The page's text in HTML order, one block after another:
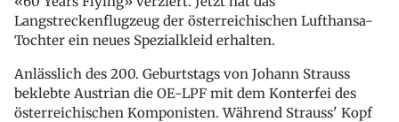
Langstreckenflugzeug der österreichischen Lufthansa-
Tochter ein neues Spezialkleid erhalten.
Anlässlich des 200. Geburtstags von Johann Strauss
beklebte Austrian die OE-LPF mit dem Konterfei des
österreichischen Komponisten. Während Strauss' Kopf